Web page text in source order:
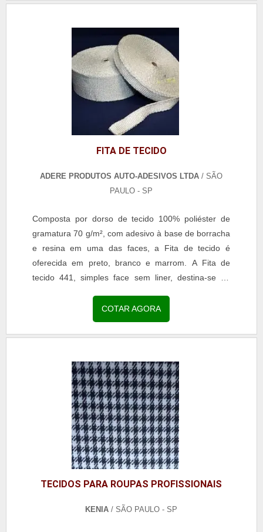
FITA DE TECIDO
ADERE PRODUTOS AUTO-ADESIVOS LTDA / SÃO
PAULO - SP
Composta por dorso de tecido 100% poliéster de
gramatura 70 g/m², com adesivo à base de borracha
e resina em uma das faces, a Fita de tecido é
oferecida em preto, branco e marrom. A Fita de
tecido 441, simples face sem liner, destina-se ao
COTAR AGORA
TECIDOS PARA ROUPAS PROFISSIONAIS
KENIA / SÃO PAULO - SP